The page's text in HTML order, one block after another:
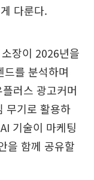
다룬다.
장이 2026년을
를 분석하며
러스 광고커머
무기로 활용하
기술이 마케팅
을 함께 공유할